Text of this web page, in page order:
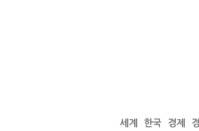
세계 한국 경제